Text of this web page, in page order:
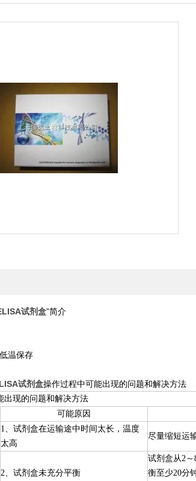
试剂盒”简介
温保存
试剂盒操作过程中可能出现的问题和解决方法
出现的问题和解决方法
可能原因
1、试剂盒在运输途中时间太长，温度
太高
尽量缩短运
2、试剂盒未充分平衡
试剂盒从2
衡至少20分